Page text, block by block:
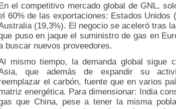
el competitivo mercado global de GNL,
60% de las exportaciones: Estados Unidos
(19,3%). El negocio se aceleró tras
puso en jaque el suministro de gas en
buscar nuevos proveedores.
mismo tiempo, la demanda global sigue
que además de expandir su
el carbón, fuente que en varios
energética. Para dimensionar: India
que China, pese a tener la misma